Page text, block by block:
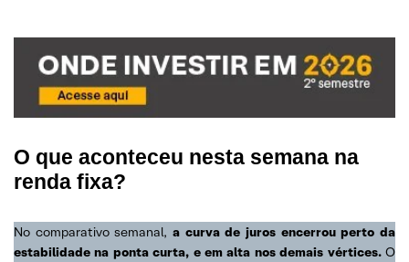
O que aconteceu nesta semana na
renda fixa?
No comparativo semanal, a curva de juros encerrou perto da
estabilidade na ponta curta, e em alta nos demais vértices. O